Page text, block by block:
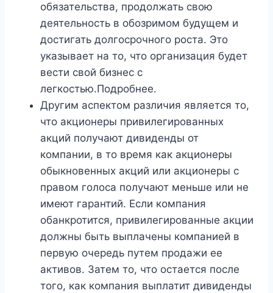
обязательства, продолжать свою
деятельность в обозримом будущем и
достигать долгосрочного роста. Это
указывает на то, что организация будет
вести свой бизнес с
легкостью.Подробнее.
Другим аспектом различия является то,
что акционеры привилегированных
акций получают дивиденды от
компании, в то время как акционеры
обыкновенных акций или акционеры с
правом голоса получают меньше или не
имеют гарантий. Если компания
обанкротится, привилегированные акции
должны быть выплачены компанией в
первую очередь путем продажи ее
активов. Затем то, что остается после
того, как компания выплатит дивиденды